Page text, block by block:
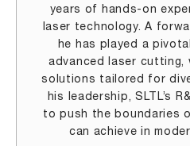
years of hands-on
laser technology. A
he has played a
advanced laser cutting,
solutions tailored for
his leadership, SLTL’s
to push the boundaries
can achieve in